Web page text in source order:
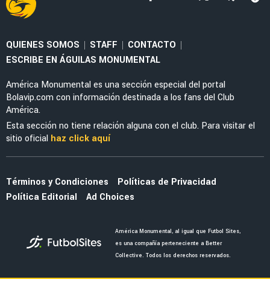
QUIENES SOMOS | STAFF | CONTACTO |
ESCRIBE EN ÁGUILAS MONUMENTAL
América Monumental es una sección especial del portal
Bolavip.com con información destinada a los fans del Club
América.
Esta sección no tiene relación alguna con el club. Para visitar el
sitio oficial haz click aquí
Términos y Condiciones
Políticas de Privacidad
Política Editorial
Ad Choices
América Monumental, al igual que Futbol Sites,
es una compañía perteneciente a Better
Collective. Todos los derechos reservados.